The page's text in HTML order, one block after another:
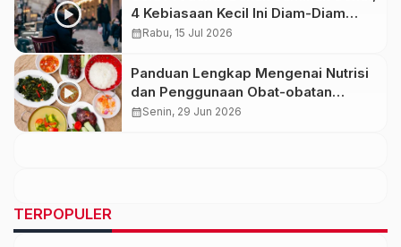
4 Kebiasaan Kecil Ini Diam-Diam
Merusak Tubuh
calendar_monthRabu, 15 Jul 2026
Panduan Lengkap Mengenai Nutrisi
dan Penggunaan Obat-obatan
Umum yang Aman
calendar_monthSenin, 29 Jun 2026
TERPOPULER